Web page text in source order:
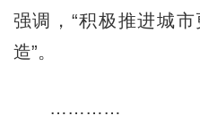
强调，“积极推进城
造”。
…………